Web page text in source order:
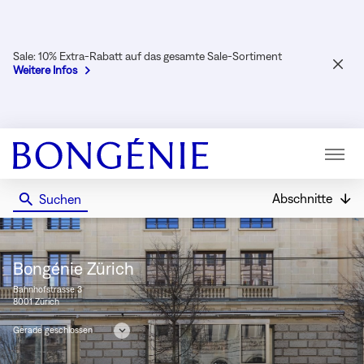
Sale: 10% Extra-Rabatt auf das gesamte Sale-Sortiment
Weitere Infos
Menü
Suchen
Abschnitte
Bongénie
Bongénie Zürich
Bahnhofstrasse 3
8001 Zürich
Gerade geschlossen
Öffnungszeiten